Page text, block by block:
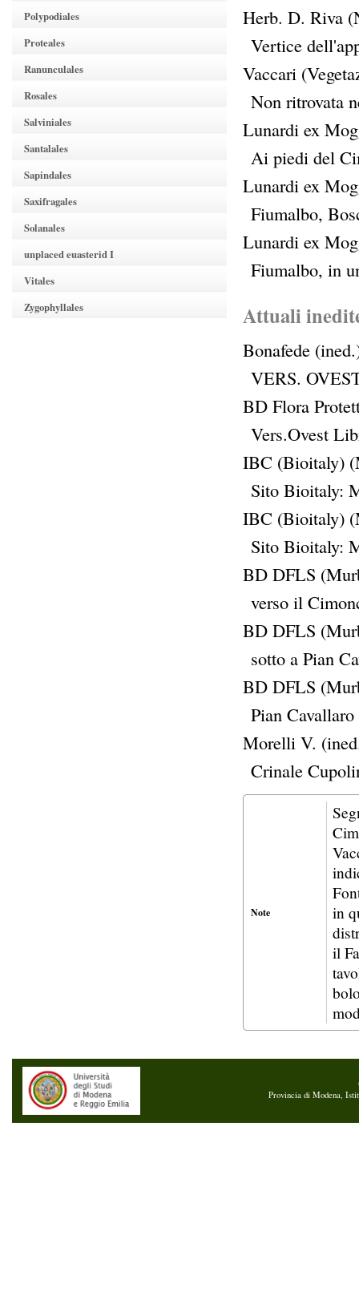
Polypodiales
Proteales
Ranunculales
Rosales
Salviniales
Santalales
Sapindales
Saxifragales
Solanales
unplaced euasterid I
Vitales
Zygophyllales
Herb. D. Riva
Vertice
Vaccari
Non ritrovata
Lunardi ex
Ai piedi del
Lunardi ex
Fiumalbo,
Lunardi ex
Fiumalbo, in
Attuali
Bonafede
VERS.
BD Flora
Vers.Ovest
IBC (Bioitaly)
Sito Bioitaly:
IBC (Bioitaly)
Sito Bioitaly:
BD DFLS
verso il
BD DFLS
sotto a Pian
BD DFLS
Pian
Morelli V.
Crinale
Note
in
il
Provincia di Modena,